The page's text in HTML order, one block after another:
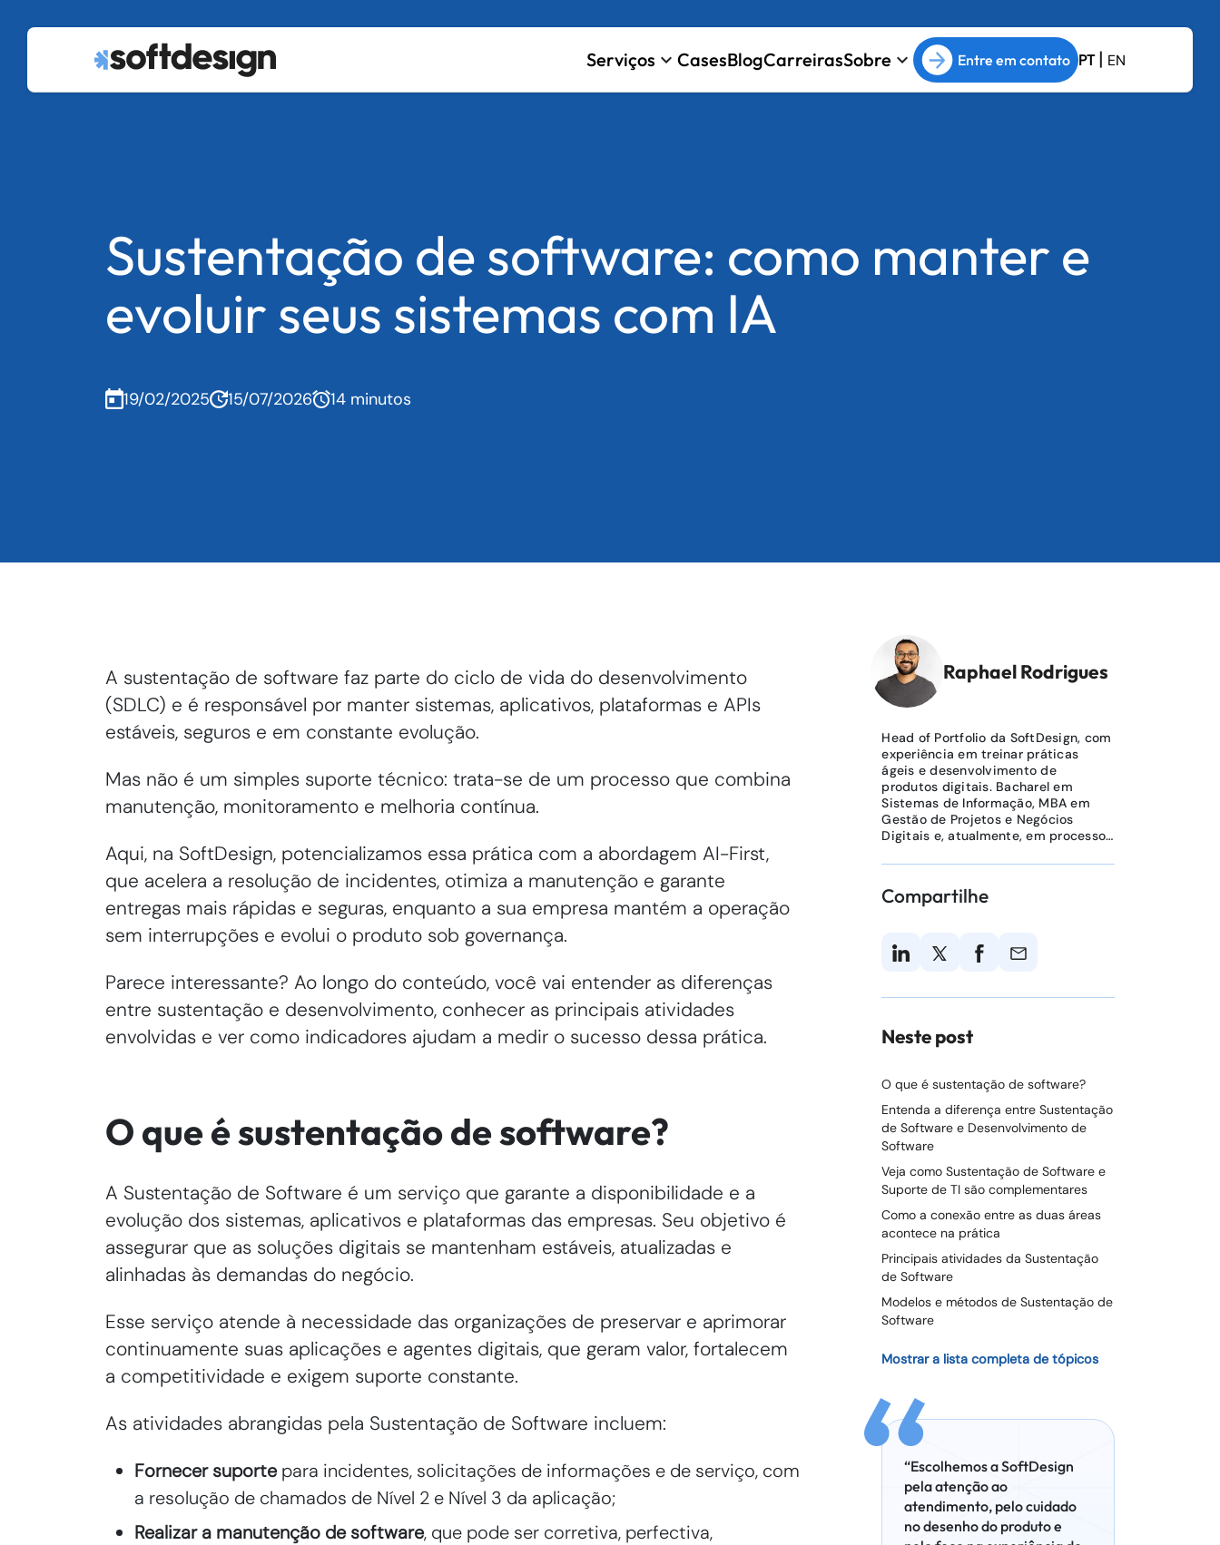
Serviços keyboard_arrow_down CasesBlogCarreirasSobre keyboard_arrow_down Entre em contato PT| EN
Sustentação de software: como manter e
evoluir seus sistemas com IA
19/02/2025 15/07/2026 14 minutos
A sustentação de software faz parte do ciclo de vida do desenvolvimento
(SDLC) e é responsável por manter sistemas, aplicativos, plataformas e APIs
estáveis, seguros e em constante evolução.
Mas não é um simples suporte técnico: trata-se de um processo que combina
manutenção, monitoramento e melhoria contínua.
Aqui, na SoftDesign, potencializamos essa prática com a abordagem AI-First,
que acelera a resolução de incidentes, otimiza a manutenção e garante
entregas mais rápidas e seguras, enquanto a sua empresa mantém a operação
sem interrupções e evolui o produto sob governança.
Parece interessante? Ao longo do conteúdo, você vai entender as diferenças
entre sustentação e desenvolvimento, conhecer as principais atividades
envolvidas e ver como indicadores ajudam a medir o sucesso dessa prática.
O que é sustentação de software?
A Sustentação de Software é um serviço que garante a disponibilidade e a
evolução dos sistemas, aplicativos e plataformas das empresas. Seu objetivo é
assegurar que as soluções digitais se mantenham estáveis, atualizadas e
alinhadas às demandas do negócio.
Esse serviço atende à necessidade das organizações de preservar e aprimorar
continuamente suas aplicações e agentes digitais, que geram valor, fortalecem
a competitividade e exigem suporte constante.
As atividades abrangidas pela Sustentação de Software incluem:
Fornecer suportepara incidentes, solicitações de informações e de serviço, com
a resolução de chamados de Nível 2 e Nível 3 da aplicação;
Realizar a manutenção de software, que pode ser corretiva, perfectiva,
Raphael Rodrigues
Head of Portfolio da SoftDesign, com
experiência em treinar práticas
ágeis e desenvolvimento de
produtos digitais. Bacharel em
Sistemas de Informação, MBA em
Gestão de Projetos e Negócios
Digitais e, atualmente, em processo
Estratégica de Negócios.
Compartilhe
Neste post
O que é sustentação de software?
Entenda a diferença entre Sustentação
de Software e Desenvolvimento de
Software
Veja como Sustentação de Software e
Suporte de TI são complementares
Como a conexão entre as duas áreas
acontece na prática
Principais atividades da Sustentação
de Software
Modelos e métodos de Sustentação de
Software
Mostrar a lista completa de tópicos
“Escolhemos a SoftDesign
pela atenção ao
atendimento, pelo cuidado
no desenho do produto e